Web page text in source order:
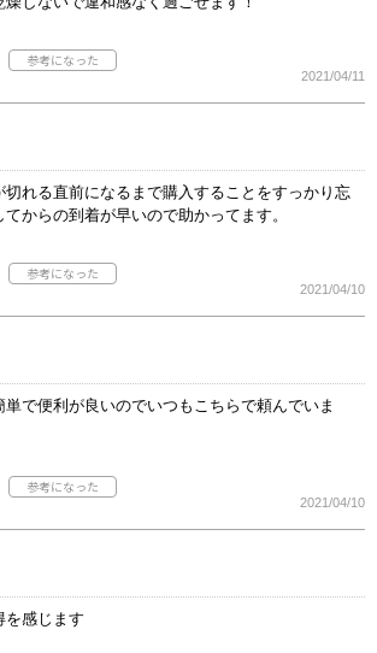
2021/04/11
切れる直前になるまで購入することをすっかり忘
からの到着が早いので助かってます。
2021/04/10
で便利が良いのでいつもこちらで頼んでいま
2021/04/10
を感じます